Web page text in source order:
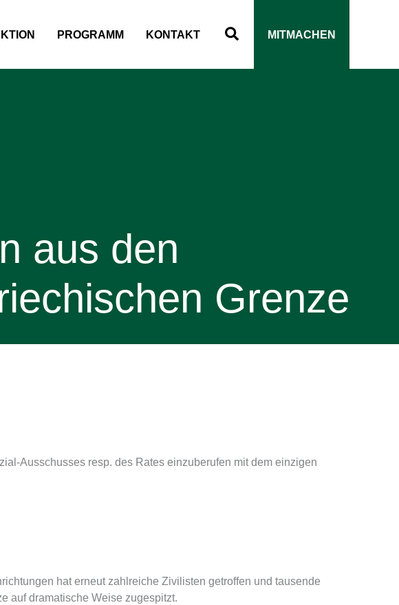
PROGRAMM KONTAKT SuchenMITMACHEN
aus den
Grenze
Ausschusses resp. des Rates einzuberufen mit dem einzigen
hat erneut zahlreiche Zivilisten getroffen und tausende
auf dramatische Weise zugespitzt.